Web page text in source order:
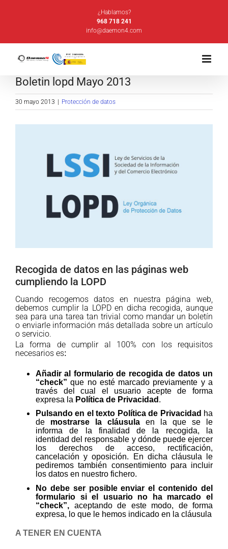
¿Hablamos?
968 718 241
info@daemon4.com
Boletin lopd Mayo 2013
30 mayo 2013 Protección de datos
Recogida de datos en las páginas web
cumpliendo la LOPD
Cuando recogemos datos en nuestra página web,
debemos cumplir la LOPD en dicha recogida, aunque
sea para una tarea tan trivial como mandar un boletín
o enviarle información más detallada sobre un artículo
o servicio.
La forma de cumplir al 100% con los requisitos
necesarios es:
Añadir al formulario de recogida de datos un
“check” que no esté marcado previamente y a
través del cual el usuario acepte de forma
expresa la Política de Privacidad .
Pulsando en el texto Política de Privacidad ha
de mostrarse la cláusula en la que se le
informa de la finalidad de la recogida, la
identidad del responsable y dónde puede ejercer
los derechos de acceso, rectificación,
cancelación y oposición. En dicha cláusula le
pediremos también consentimiento para incluir
los datos en nuestro fichero.
No debe ser posible enviar el contenido del
formulario si el usuario no ha marcado el
“check”, aceptando de este modo, de forma
expresa, lo que le hemos indicado en la cláusula
A TENER EN CUENTA